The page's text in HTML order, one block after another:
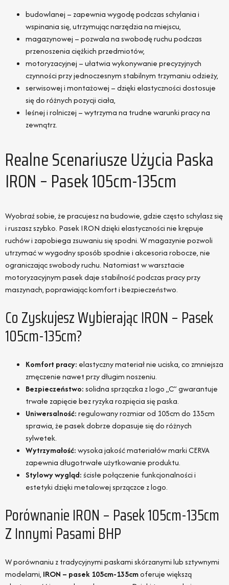
budowlanej – zapewnia wygodę podczas schylania i
wspinania się, utrzymując narzędzia na miejscu,
magazynowej – pozwala na swobodę ruchu podczas
przenoszenia ciężkich przedmiotów,
motoryzacyjnej – ułatwia wykonywanie precyzyjnych
czynności przy jednoczesnym stabilnym trzymaniu odzieży,
serwisowej i montażowej – dzięki elastyczności dostosuje
się do różnych pozycji ciała,
leśnej i rolniczej – wytrzyma na trudne warunki pracy na
zewnątrz.
Realne Scenariusze Użycia Paska
IRON – Pasek 105cm-135cm
Wyobraź sobie, że pracujesz na budowie, gdzie często schylasz się
i ruszasz szybko. Pasek IRON dzięki elastyczności nie krępuje
ruchów i zapobiega zsuwaniu się spodni. W magazynie pozwoli
utrzymać w wygodny sposób spodnie i akcesoria robocze, nie
ograniczając swobody ruchu. Natomiast w warsztacie
motoryzacyjnym pasek daje stabilność podczas pracy przy
maszynach, poprawiając komfort i bezpieczeństwo.
Co Zyskujesz Wybierając IRON – Pasek
105cm-135cm?
Komfort pracy: elastyczny materiał nie uciska, co zmniejsza
zmęczenie nawet przy długim noszeniu.
Bezpieczeństwo:solidna sprzączka z logo „C” gwarantuje
trwałe zapięcie bez ryzyka rozpięcia się paska.
Uniwersalność:regulowany rozmiar od 105cm do 135cm
sprawia, że pasek dobrze dopasuje się do różnych
sylwetek.
Wytrzymałość:wysoka jakość materiałów marki CERVA
zapewnia długotrwałe użytkowanie produktu.
Stylowy wygląd:ścisłe połączenie funkcjonalności i
estetyki dzięki metalowej sprzączce z logo.
Porównanie IRON – Pasek 105cm-135cm
Z Innymi Pasami BHP
W porównaniu z tradycyjnymi paskami skórzanymi lub sztywnymi
modelami, IRON – pasek 105cm-135cmoferuje większą